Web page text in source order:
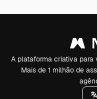
A plataforma criativa
Mais de 1 milhão de